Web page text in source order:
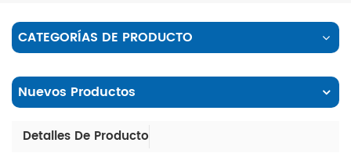
CATEGORÍAS DE PRODUCTO
Nuevos Productos
Detalles De Producto